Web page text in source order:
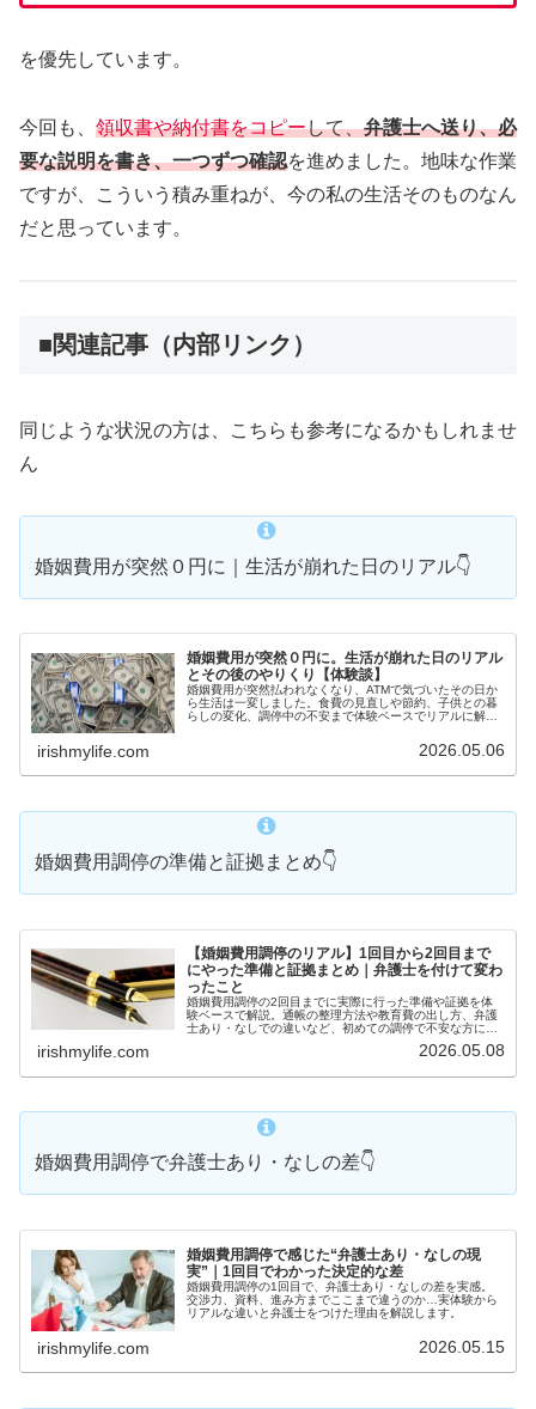
を優先しています。
今回も、 領収書や納付書をコピーして、弁護士へ送り、必
要な説明を書き、一つずつ確認を進めました。地味な作業
ですが、こういう積み重ねが、今の私の生活そのものなん
だと思っています。
■関連記事（内部リンク）
同じような状況の方は、こちらも参考になるかもしれませ
ん
婚姻費用が突然０円に｜生活が崩れた日のリアル👇
婚姻費用が突然０円に。生活が崩れた日のリアル
とその後のやりくり【体験談】
婚姻費用が突然払われなくなり、ATMで気づいたその日か
ら生活は一変しました。食費の見直しや節約、子供との暮
らしの変化、調停中の不安まで体験ベースでリアルに解
irishmylife.com 2026.05.06
婚姻費用調停の準備と証拠まとめ👇
【婚姻費用調停のリアル】1回目から2回目まで
にやった準備と証拠まとめ｜弁護士を付けて変わ
ったこと
婚姻費用調停の2回目までに実際に行った準備や証拠を体
験ベースで解説。通帳の整理方法や教育費の出し方、弁護
士あり・なしでの違いなど、初めての調停で不安な方に役
irishmylife.com 2026.05.08
婚姻費用調停で弁護士あり・なしの差👇
婚姻費用調停で感じた“弁護士あり・なしの現
実”｜1回目でわかった決定的な差
婚姻費用調停の1回目で、弁護士あり・なしの差を実感。
交渉力、資料、進み方までここまで違うのか…実体験から
リアルな違いと弁護士をつけた理由を解説します。
irishmylife.com 2026.05.15